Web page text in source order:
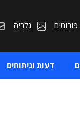
פורומים גלריה
דעות וניתוחים